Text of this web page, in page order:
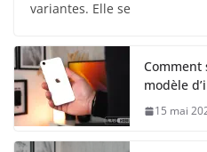
variantes. Elle se
Comment
modèle
15 mai